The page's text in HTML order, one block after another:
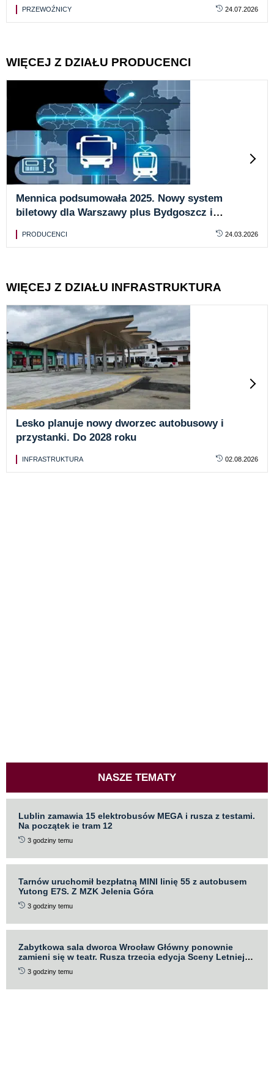
PRZEWOŹNICY 24.07.2026
WIĘCEJ Z DZIAŁU PRODUCENCI
Mennica podsumowała 2025. Nowy system
biletowy dla Warszawy plus Bydgoszcz i
PRODUCENCI 24.03.2026
WIĘCEJ Z DZIAŁU INFRASTRUKTURA
Lesko planuje nowy dworzec autobusowy i
przystanki. Do 2028 roku
INFRASTRUKTURA 02.08.2026
NASZE TEMATY
Lublin zamawia 15 elektrobusów MEGA i rusza z testami.
Na początek ie tram 12
3 godziny temu
Tarnów uruchomił bezpłatną MINI linię 55 z autobusem
Yutong E7S. Z MZK Jelenia Góra
3 godziny temu
Zabytkowa sala dworca Wrocław Główny ponownie
zamieni się w teatr. Rusza trzecia edycja Sceny Letniej
Teatru „Po Kolei”
3 godziny temu